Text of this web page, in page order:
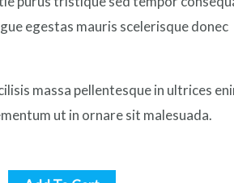
egestas mauris scelerisque donec
massa pellentesque in ultrices
ut in ornare sit malesuada.